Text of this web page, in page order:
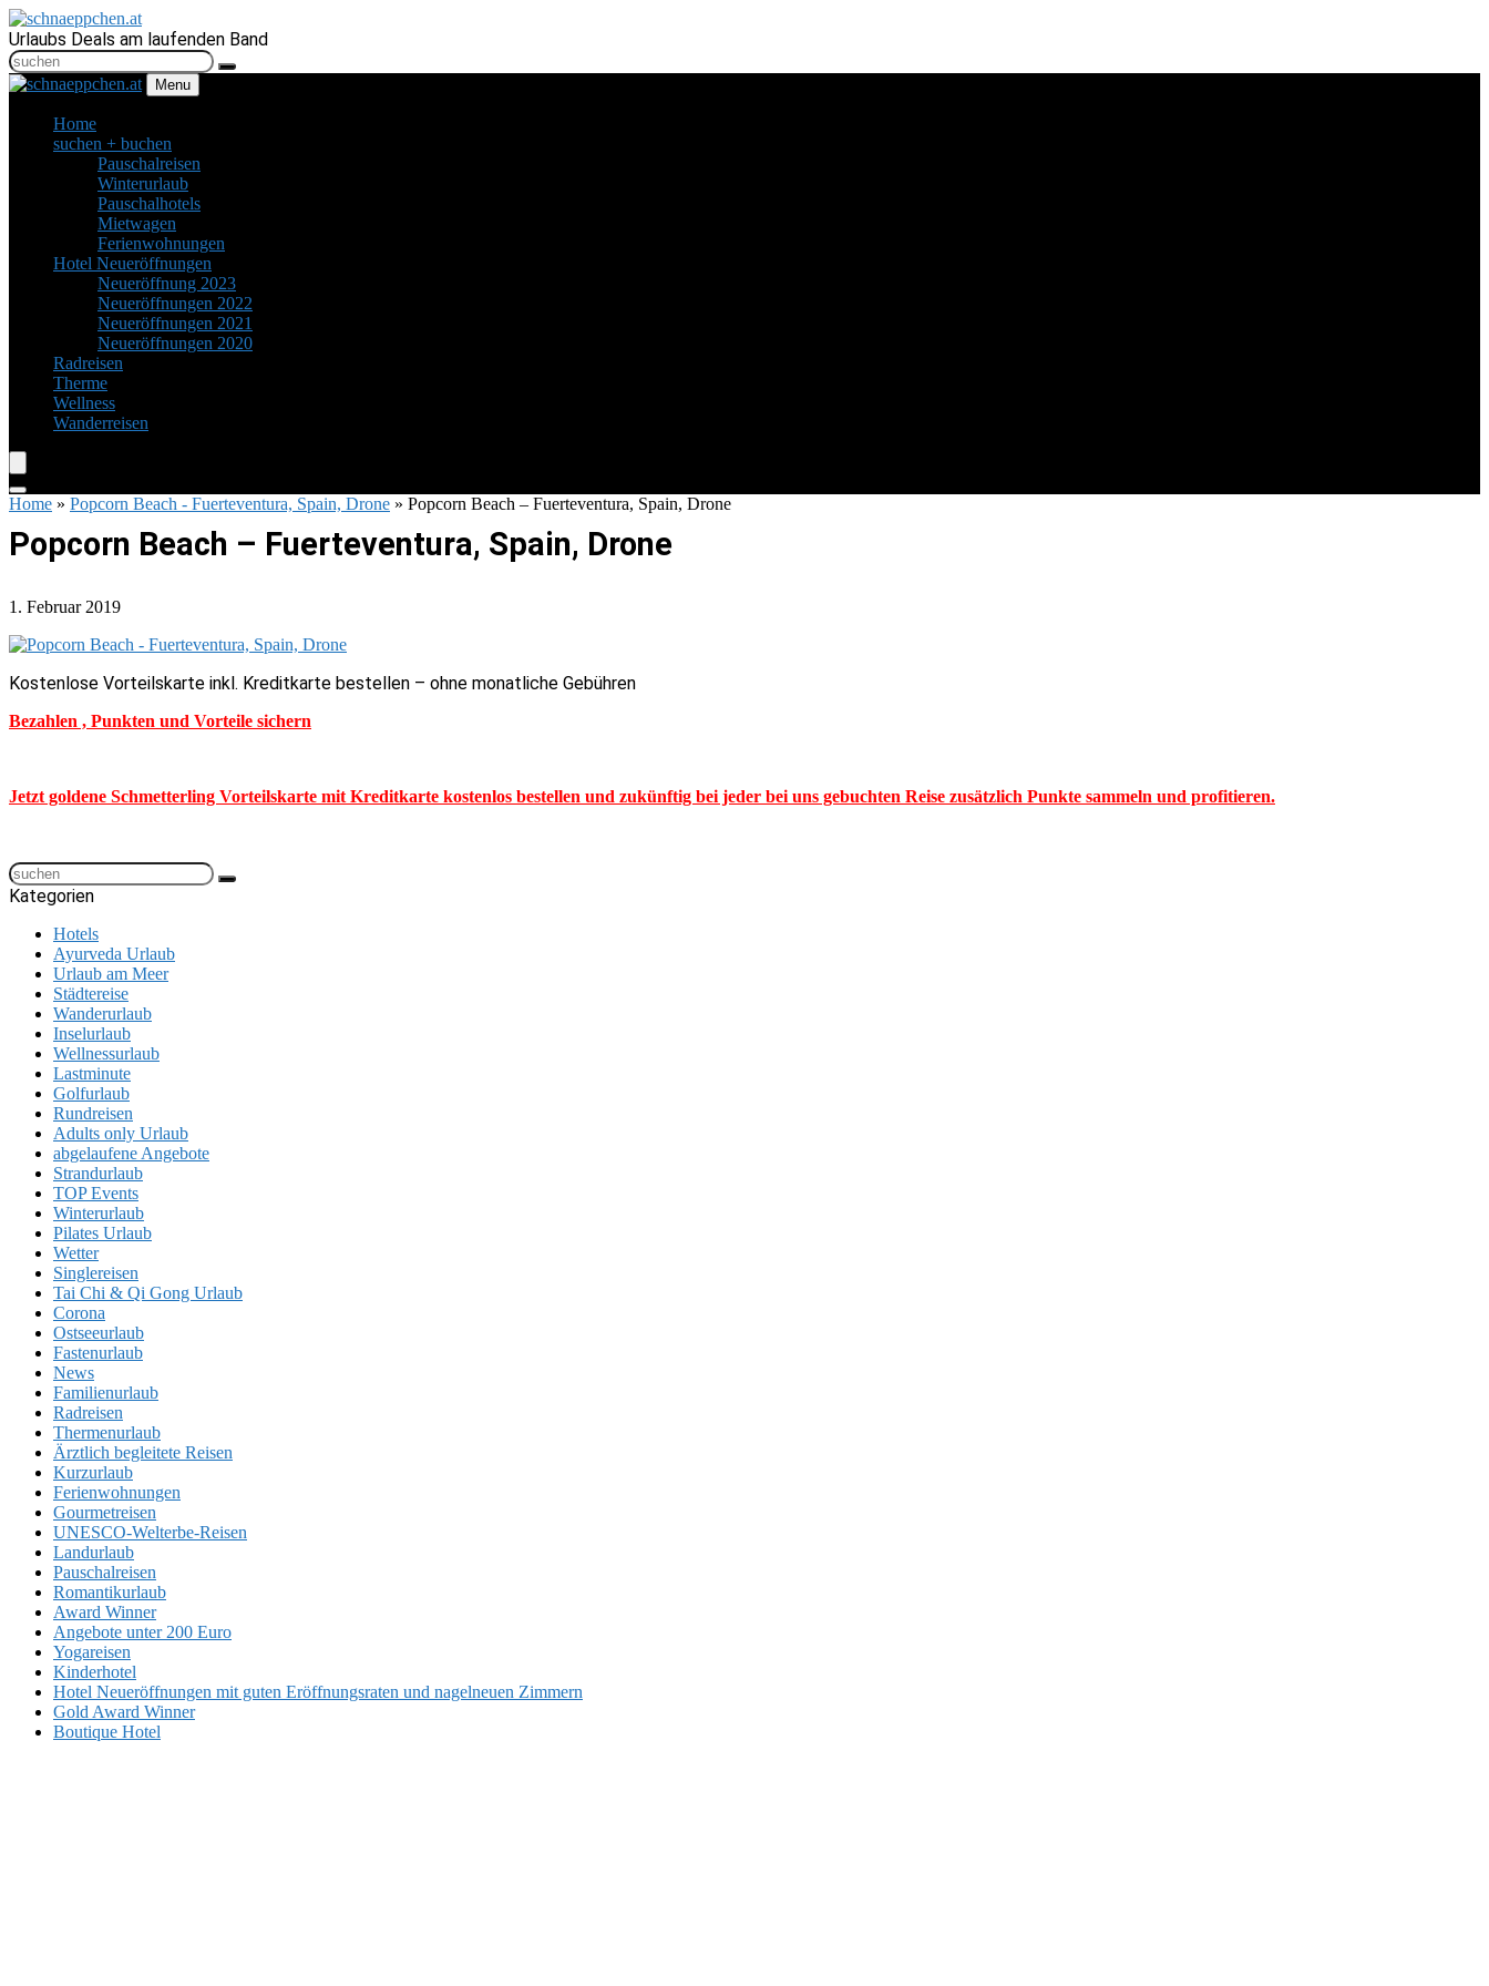
Urlaubs Deals am laufenden Band
Menu
Home
suchen + buchen
Pauschalreisen
Winterurlaub
Pauschalhotels
Mietwagen
Ferienwohnungen
Hotel Neueröffnungen
Neueröffnung 2023
Neueröffnungen 2022
Neueröffnungen 2021
Neueröffnungen 2020
Radreisen
Therme
Wellness
Wanderreisen
Home » Popcorn Beach - Fuerteventura, Spain, Drone » Popcorn Beach – Fuerteventura, Spain, Drone
Popcorn Beach – Fuerteventura, Spain, Drone
1. Februar 2019
Kostenlose Vorteilskarte inkl. Kreditkarte bestellen – ohne monatliche Gebühren
Bezahlen , Punkten und Vorteile sichern
Jetzt goldene Schmetterling Vorteilskarte mit Kreditkarte kostenlos bestellen und zukünftig bei jeder bei uns gebuchten Reise zusätzlich Punkte sammeln und profitieren.
Kategorien
Hotels
Ayurveda Urlaub
Urlaub am Meer
Städtereise
Wanderurlaub
Inselurlaub
Wellnessurlaub
Lastminute
Golfurlaub
Rundreisen
Adults only Urlaub
abgelaufene Angebote
Strandurlaub
TOP Events
Winterurlaub
Pilates Urlaub
Wetter
Singlereisen
Tai Chi & Qi Gong Urlaub
Corona
Ostseeurlaub
Fastenurlaub
News
Familienurlaub
Radreisen
Thermenurlaub
Ärztlich begleitete Reisen
Kurzurlaub
Ferienwohnungen
Gourmetreisen
UNESCO-Welterbe-Reisen
Landurlaub
Pauschalreisen
Romantikurlaub
Award Winner
Angebote unter 200 Euro
Yogareisen
Kinderhotel
Hotel Neueröffnungen mit guten Eröffnungsraten und nagelneuen Zimmern
Gold Award Winner
Boutique Hotel